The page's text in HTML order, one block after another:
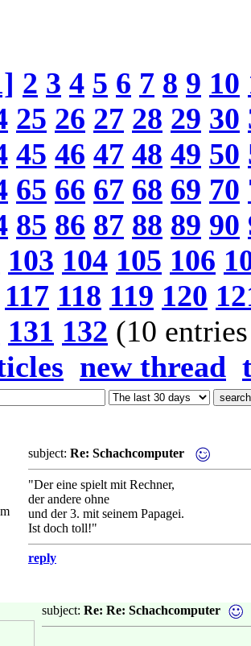
2 3 4 5 6 7 8 9 10
25 26 27 28 29 30
45 46 47 48 49 50
65 66 67 68 69 70
85 86 87 88 89 90
103 104 105 106
117 118 119 120
131 132 (10
new thread
subject: Re: Schachcomputer
"Der eine spielt mit Rechner,
der andere ohne
und der 3. mit seinem Papagei.
Ist doch toll!"
reply
subject: Re: Re: Schachcomputer